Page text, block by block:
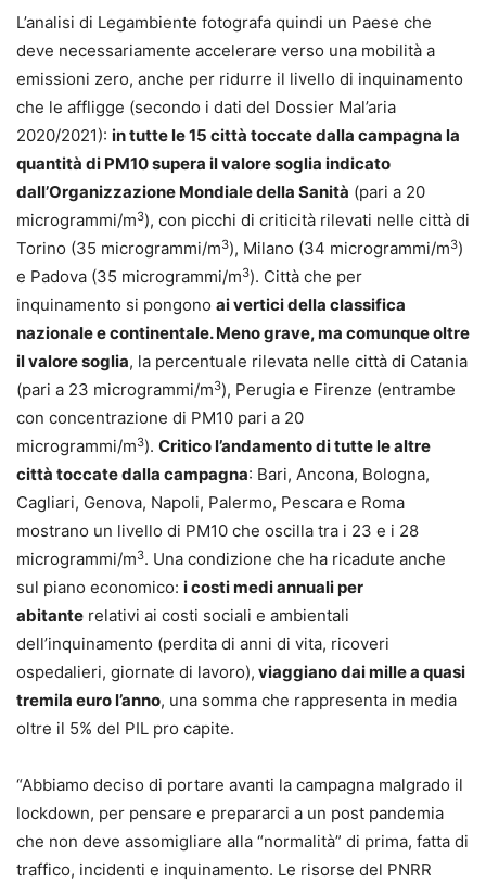
L’analisi di Legambiente fotografa quindi un Paese che
deve necessariamente accelerare verso una mobilità a
emissioni zero, anche per ridurre il livello di inquinamento
che le affligge (secondo i dati del Dossier Mal’aria
2020/2021): in tutte le 15 città toccate dalla campagna la
quantità di PM10 supera il valore soglia indicato
dall’Organizzazione Mondiale della Sanità (pari a 20
microgrammi/m3), con picchi di criticità rilevati nelle città di
Torino (35 microgrammi/m3), Milano (34 microgrammi/m3)
e Padova (35 microgrammi/m3). Città che per
inquinamento si pongono ai vertici della classifica
nazionale e continentale. Meno grave, ma comunque oltre
il valore soglia, la percentuale rilevata nelle città di Catania
(pari a 23 microgrammi/m3), Perugia e Firenze (entrambe
con concentrazione di PM10 pari a 20
microgrammi/m3). Critico l’andamento di tutte le altre
città toccate dalla campagna: Bari, Ancona, Bologna,
Cagliari, Genova, Napoli, Palermo, Pescara e Roma
mostrano un livello di PM10 che oscilla tra i 23 e i 28
microgrammi/m3. Una condizione che ha ricadute anche
sul piano economico: i costi medi annuali per
abitante relativi ai costi sociali e ambientali
dell’inquinamento (perdita di anni di vita, ricoveri
ospedalieri, giornate di lavoro), viaggiano dai mille a quasi
tremila euro l’anno, una somma che rappresenta in media
oltre il 5% del PIL pro capite.
“Abbiamo deciso di portare avanti la campagna malgrado il
lockdown, per pensare e prepararci a un post pandemia
che non deve assomigliare alla “normalità” di prima, fatta di
traffico, incidenti e inquinamento. Le risorse del PNRR